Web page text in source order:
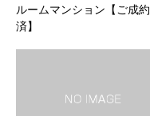
ルームマンション【ご成約
済】